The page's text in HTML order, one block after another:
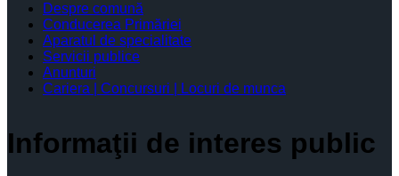
Despre comună
Conducerea Primăriei
Aparatul de specialitate
Servicii publice
Anunturi
Cariera | Concursuri | Locuri de munca
Informaţii de interes public